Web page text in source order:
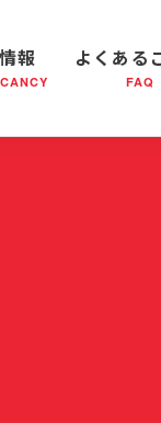
ついて 私た
活動 救世軍
て 医療・社
報 よくある
FAQ